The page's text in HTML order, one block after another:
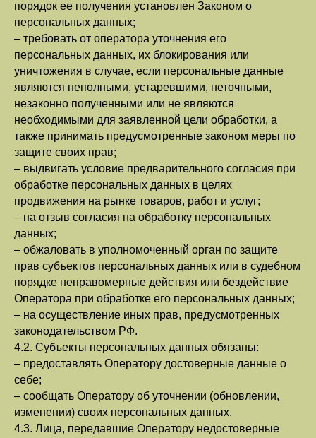
порядок ее получения установлен Законом о
персональных данных;
– требовать от оператора уточнения его
персональных данных, их блокирования или
уничтожения в случае, если персональные данные
являются неполными, устаревшими, неточными,
незаконно полученными или не являются
необходимыми для заявленной цели обработки, а
также принимать предусмотренные законом меры по
защите своих прав;
– выдвигать условие предварительного согласия при
обработке персональных данных в целях
продвижения на рынке товаров, работ и услуг;
– на отзыв согласия на обработку персональных
данных;
– обжаловать в уполномоченный орган по защите
прав субъектов персональных данных или в судебном
порядке неправомерные действия или бездействие
Оператора при обработке его персональных данных;
– на осуществление иных прав, предусмотренных
законодательством РФ.
4.2. Субъекты персональных данных обязаны:
– предоставлять Оператору достоверные данные о
себе;
– сообщать Оператору об уточнении (обновлении,
изменении) своих персональных данных.
4.3. Лица, передавшие Оператору недостоверные